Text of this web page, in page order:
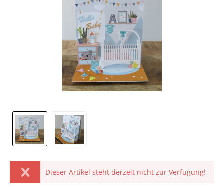
Dieser Artikel steht derzeit nicht zur Verfügung!